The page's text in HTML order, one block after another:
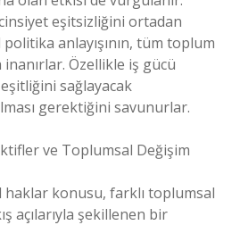
eşitsizliğini ortadan
anlayışının, tüm toplum
inanırlar. Özellikle iş gücü
sağlayacak
gerektiğini savunurlar.
ve Toplumsal Değişim
haklar konusu, farklı toplumsal
açılarıyla şekillenen bir